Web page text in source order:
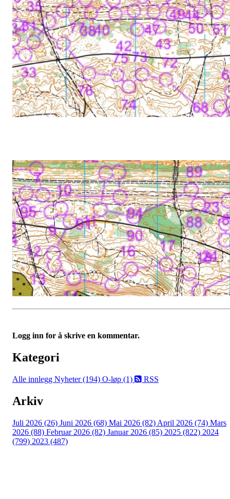
Logg inn for å skrive en kommentar.
Kategori
Alle innlegg Nyheter (194) O-løp (1) RSS
Arkiv
Juli 2026 (26) Juni 2026 (68) Mai 2026 (82) April 2026 (74) Mars
2026 (88) Februar 2026 (82) Januar 2026 (85) 2025 (822) 2024
(799) 2023 (487)